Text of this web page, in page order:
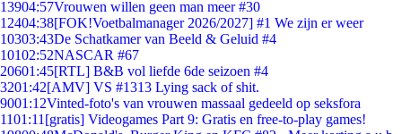
13904:57Vrouwen willen geen man meer #30
12404:38[FOK!Voetbalmanager 2026/2027] #1 We zijn er weer
10303:43De Schatkamer van Beeld & Geluid #4
10102:52NASCAR #67
20601:45[RTL] B&B vol liefde 6de seizoen #4
3201:42[AMV] VS #1313 Lying sack of shit.
9001:12Vinted-foto's van vrouwen massaal gedeeld op seksfora
1101:11 [gratis] Videogames Part 9: Gratis en free-to-play games!